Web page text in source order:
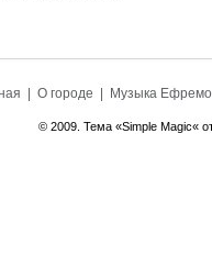
О городе Музыка
© 2009. Тема «Simple Magic«